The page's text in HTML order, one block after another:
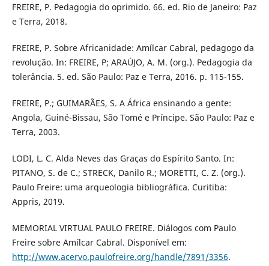
FREIRE, P. Pedagogia do oprimido. 66. ed. Rio de Janeiro: Paz
e Terra, 2018.
FREIRE, P. Sobre Africanidade: Amílcar Cabral, pedagogo da
revolução. In: FREIRE, P; ARAÚJO, A. M. (org.). Pedagogia da
tolerância. 5. ed. São Paulo: Paz e Terra, 2016. p. 115-155.
FREIRE, P.; GUIMARÃES, S. A África ensinando a gente:
Angola, Guiné-Bissau, São Tomé e Príncipe. São Paulo: Paz e
Terra, 2003.
LODI, L. C. Alda Neves das Graças do Espírito Santo. In:
PITANO, S. de C.; STRECK, Danilo R.; MORETTI, C. Z. (org.).
Paulo Freire: uma arqueologia bibliográfica. Curitiba:
Appris, 2019.
MEMORIAL VIRTUAL PAULO FREIRE. Diálogos com Paulo
Freire sobre Amílcar Cabral. Disponível em:
http://www.acervo.paulofreire.org/handle/7891/3356.